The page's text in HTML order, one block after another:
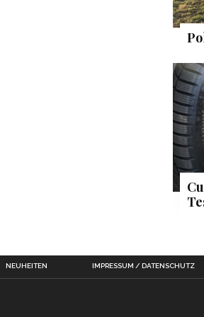
NEUHEITEN IMPRESSUM / DATENSCHUTZ